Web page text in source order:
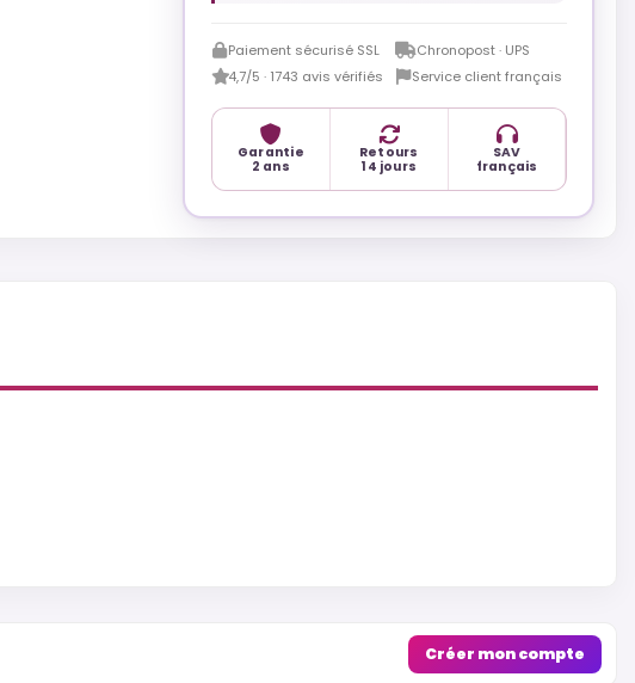
Paiement sécurisé SSL
Chronopost · UPS
4,7/5 · 1743 avis vérifiés
Service client français
Garantie
2 ans
Retours
14 jours
SAV
français
Créer mon compte